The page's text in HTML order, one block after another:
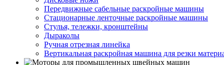
Передвижные сабельные раскройные машины
Стационарные ленточные раскройные машины
Стулья, тележки, кронштейны
Дыраколы
Ручная отрезная линейка
Вертикальная раскройная машина для резки